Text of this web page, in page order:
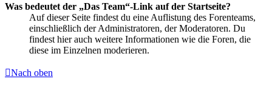
Was bedeutet der „Das Team“-Link auf der Startseite?
Auf dieser Seite findest du eine Auflistung des Forenteams,
einschließlich der Administratoren, der Moderatoren. Du
findest hier auch weitere Informationen wie die Foren, die
diese im Einzelnen moderieren.
Nach oben